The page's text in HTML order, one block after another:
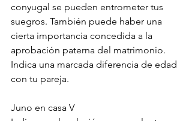
conyugal se pueden entrometer tus
suegros. También puede haber una
cierta importancia concedida a la
aprobación paterna del matrimonio.
Indica una marcada diferencia de edad
con tu pareja.
Juno en casa V